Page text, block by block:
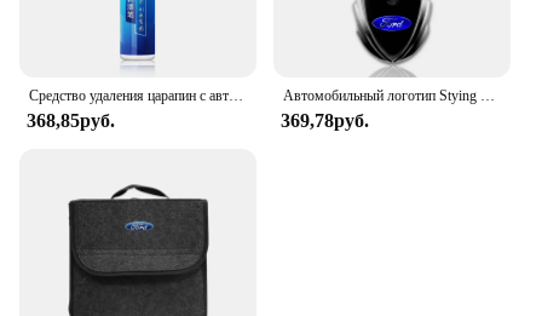
368,85руб. 369,78руб.